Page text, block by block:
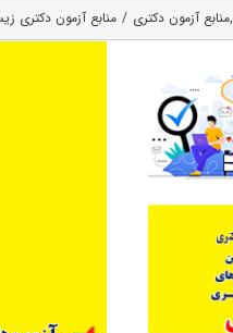
,منابع آزمون دکتری منابع آزمون دکتری